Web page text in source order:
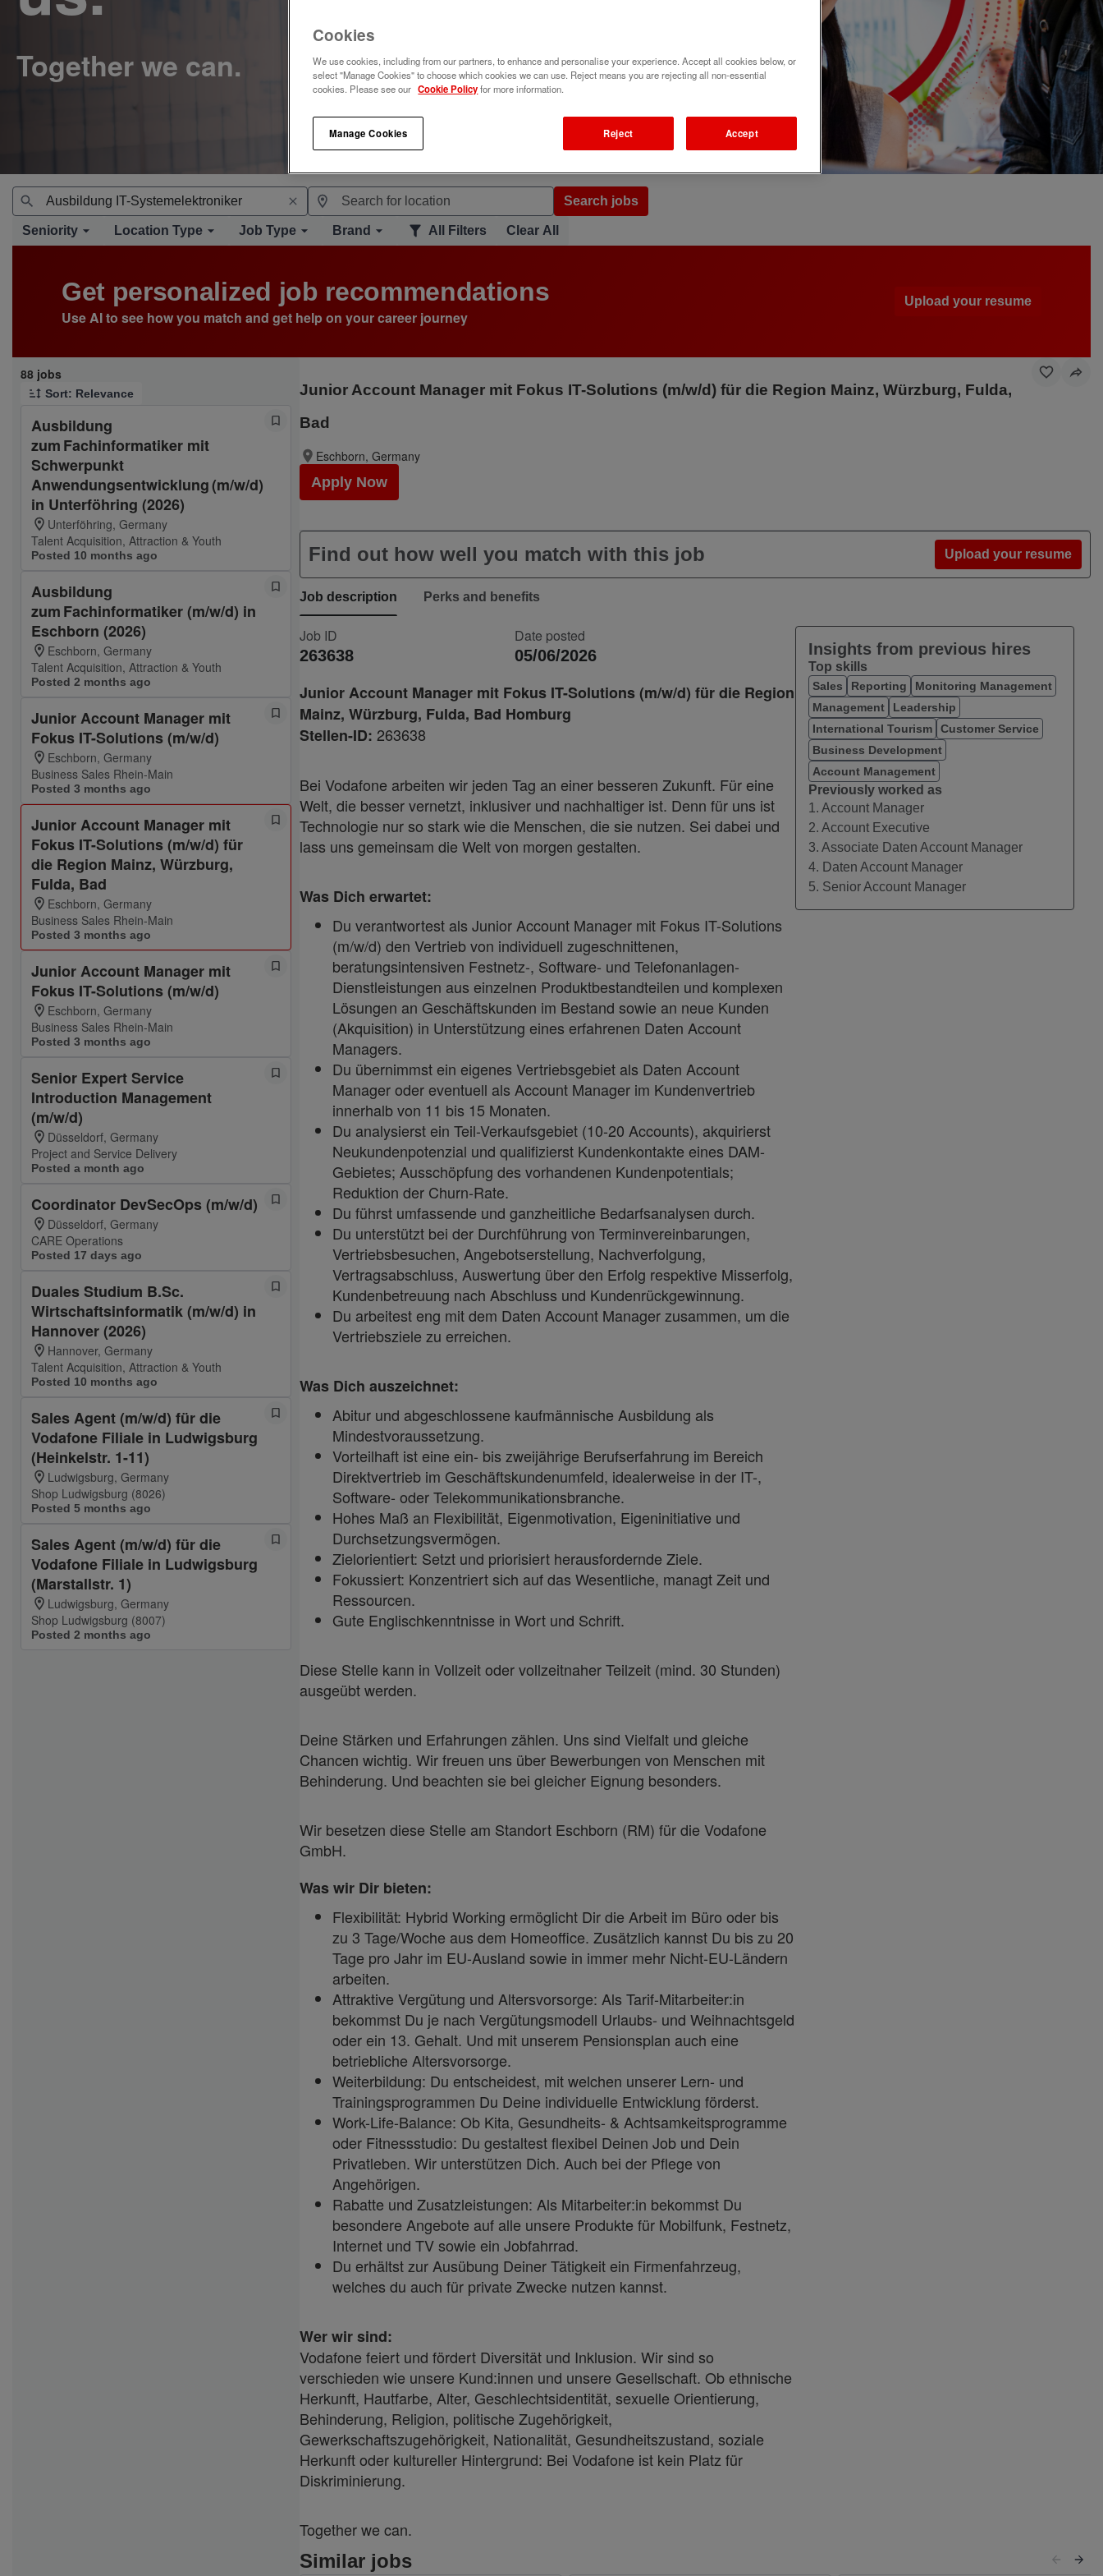
Search jobs
Seniority Location Type Job Type Brand All Filters Clear All
Get personalized job recommendations
Use AI to see how you match and get help on your career journey
Upload your resume
88 jobs
Sort: Relevance
Ausbildung
zum Fachinformatiker mit
Schwerpunkt
Anwendungsentwicklung (m/w/d)
in Unterföhring (2026)
Unterföhring, Germany
Talent Acquisition, Attraction & Youth
Posted 10 months ago
Ausbildung
zum Fachinformatiker (m/w/d) in
Eschborn (2026)
Eschborn, Germany
Talent Acquisition, Attraction & Youth
Posted 2 months ago
Junior Account Manager mit
Fokus IT-Solutions (m/w/d)
Eschborn, Germany
Business Sales Rhein-Main
Posted 3 months ago
Junior Account Manager mit
Fokus IT-Solutions (m/w/d) für
die Region Mainz, Würzburg,
Fulda, Bad
Eschborn, Germany
Business Sales Rhein-Main
Posted 3 months ago
Junior Account Manager mit
Fokus IT-Solutions (m/w/d)
Eschborn, Germany
Business Sales Rhein-Main
Posted 3 months ago
Senior Expert Service
Introduction Management
(m/w/d)
Düsseldorf, Germany
Project and Service Delivery
Posted a month ago
Coordinator DevSecOps (m/w/d)
Düsseldorf, Germany
CARE Operations
Posted 17 days ago
Duales Studium B.Sc.
Wirtschaftsinformatik (m/w/d) in
Hannover (2026)
Hannover, Germany
Talent Acquisition, Attraction & Youth
Posted 10 months ago
Sales Agent (m/w/d) für die
Vodafone Filiale in Ludwigsburg
(Heinkelstr. 1-11)
Ludwigsburg, Germany
Shop Ludwigsburg (8026)
Posted 5 months ago
Sales Agent (m/w/d) für die
Vodafone Filiale in Ludwigsburg
(Marstallstr. 1)
Ludwigsburg, Germany
Shop Ludwigsburg (8007)
Posted 2 months ago
Page 1 of 9
Junior Account Manager mit Fokus IT-Solutions (m/w/d) für die Region Mainz, Würzburg, Fulda,
Bad
Eschborn, Germany
Apply Now
Find out how well you match with this job Upload your resume
Job description Perks and benefits
Job ID
263638
Date posted
05/06/2026
Junior Account Manager mit Fokus IT-Solutions (m/w/d) für die Region
Mainz, Würzburg, Fulda, Bad Homburg
Stellen-ID: 263638
Bei Vodafone arbeiten wir jeden Tag an einer besseren Zukunft. Für eine
Welt, die besser vernetzt, inklusiver und nachhaltiger ist. Denn für uns ist
Technologie nur so stark wie die Menschen, die sie nutzen. Sei dabei und
lass uns gemeinsam die Welt von morgen gestalten.
Was Dich erwartet:
Du verantwortest als Junior Account Manager mit Fokus IT-Solutions
(m/w/d) den Vertrieb von individuell zugeschnittenen,
beratungsintensiven Festnetz-, Software- und Telefonanlagen-
Dienstleistungen aus einzelnen Produktbestandteilen und komplexen
Lösungen an Geschäftskunden im Bestand sowie an neue Kunden
(Akquisition) in Unterstützung eines erfahrenen Daten Account
Managers.
Du übernimmst ein eigenes Vertriebsgebiet als Daten Account
Manager oder eventuell als Account Manager im Kundenvertrieb
innerhalb von 11 bis 15 Monaten.
Du analysierst ein Teil-Verkaufsgebiet (10-20 Accounts), akquirierst
Neukundenpotenzial und qualifizierst Kundenkontakte eines DAM-
Gebietes; Ausschöpfung des vorhandenen Kundenpotentials;
Reduktion der Churn-Rate.
Du führst umfassende und ganzheitliche Bedarfsanalysen durch.
Du unterstützt bei der Durchführung von Terminvereinbarungen,
Vertriebsbesuchen, Angebotserstellung, Nachverfolgung,
Vertragsabschluss, Auswertung über den Erfolg respektive Misserfolg,
Kundenbetreuung nach Abschluss und Kundenrückgewinnung.
Du arbeitest eng mit dem Daten Account Manager zusammen, um die
Vertriebsziele zu erreichen.
Was Dich auszeichnet:
Abitur und abgeschlossene kaufmännische Ausbildung als
Mindestvoraussetzung.
Vorteilhaft ist eine ein- bis zweijährige Berufserfahrung im Bereich
Direktvertrieb im Geschäftskundenumfeld, idealerweise in der IT-,
Software- oder Telekommunikationsbranche.
Hohes Maß an Flexibilität, Eigenmotivation, Eigeninitiative und
Durchsetzungsvermögen.
Zielorientiert: Setzt und priorisiert herausfordernde Ziele.
Fokussiert: Konzentriert sich auf das Wesentliche, managt Zeit und
Ressourcen.
Gute Englischkenntnisse in Wort und Schrift.
Diese Stelle kann in Vollzeit oder vollzeitnaher Teilzeit (mind. 30 Stunden)
ausgeübt werden.
Deine Stärken und Erfahrungen zählen. Uns sind Vielfalt und gleiche
Chancen wichtig. Wir freuen uns über Bewerbungen von Menschen mit
Behinderung. Und beachten sie bei gleicher Eignung besonders.
Wir besetzen diese Stelle am Standort Eschborn (RM) für die Vodafone
GmbH.
Was wir Dir bieten:
Flexibilität: Hybrid Working ermöglicht Dir die Arbeit im Büro oder bis
zu 3 Tage/Woche aus dem Homeoffice. Zusätzlich kannst Du bis zu 20
Tage pro Jahr im EU-Ausland sowie in immer mehr Nicht-EU-Ländern
arbeiten.
Attraktive Vergütung und Altersvorsorge: Als Tarif-Mitarbeiter:in
bekommst Du je nach Vergütungsmodell Urlaubs- und Weihnachtsgeld
oder ein 13. Gehalt. Und mit unserem Pensionsplan auch eine
betriebliche Altersvorsorge.
Weiterbildung: Du entscheidest, mit welchen unserer Lern- und
Trainingsprogrammen Du Deine individuelle Entwicklung förderst.
Work-Life-Balance: Ob Kita, Gesundheits- & Achtsamkeitsprogramme
oder Fitnessstudio: Du gestaltest flexibel Deinen Job und Dein
Privatleben. Wir unterstützen Dich. Auch bei der Pflege von
Angehörigen.
Rabatte und Zusatzleistungen: Als Mitarbeiter:in bekommst Du
besondere Angebote auf alle unsere Produkte für Mobilfunk, Festnetz,
Internet und TV sowie ein Jobfahrrad.
Du erhältst zur Ausübung Deiner Tätigkeit ein Firmenfahrzeug,
welches du auch für private Zwecke nutzen kannst.
Wer wir sind:
Vodafone feiert und fördert Diversität und Inklusion. Wir sind so
verschieden wie unsere Kund:innen und unsere Gesellschaft. Ob ethnische
Herkunft, Hautfarbe, Alter, Geschlechtsidentität, sexuelle Orientierung,
Behinderung, Religion, politische Zugehörigkeit,
Gewerkschaftszugehörigkeit, Nationalität, Gesundheitszustand, soziale
Herkunft oder kultureller Hintergrund: Bei Vodafone ist kein Platz für
Diskriminierung.
Together we can.
Insights from previous hires
Top skills
Sales Reporting
Monitoring Management
Management
Leadership
International Tourism
Customer Service
Business Development
Account Management
Previously worked as
1. Account Manager
2. Account Executive
3. Associate Daten Account Manager
4. Daten Account Manager
5. Senior Account Manager
Similar jobs
Cookies
We use cookies, including from our partners, to enhance and personalise your experience. Accept all cookies below, or
select "Manage Cookies" to choose which cookies we can use. Reject means you are rejecting all non-essential
cookies. Please see our Cookie Policyfor more information.
Manage Cookies Reject Accept